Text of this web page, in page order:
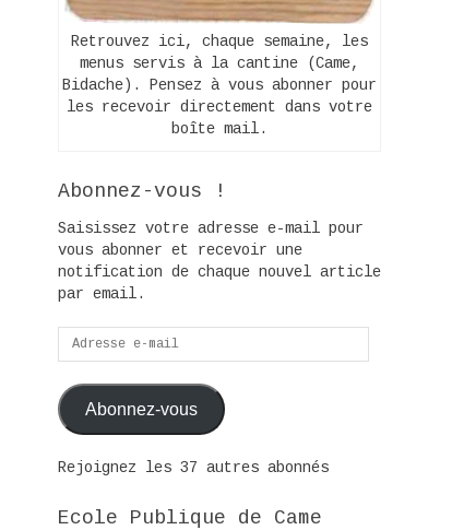
Retrouvez ici, chaque semaine, les
menus servis à la cantine (Came,
Bidache). Pensez à vous abonner pour
les recevoir directement dans votre
boîte mail.
Abonnez-vous !
Saisissez votre adresse e-mail pour
vous abonner et recevoir une
notification de chaque nouvel article
par email.
Adresse
e-
mail
Abonnez-vous
Rejoignez les 37 autres abonnés
Ecole Publique de Came